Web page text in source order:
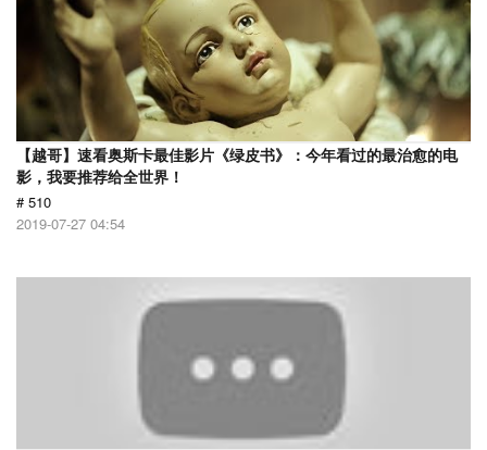
【越哥】速看奥斯卡最佳影片《绿皮书》：今年看过的最治愈的电
影，我要推荐给全世界！
# 510
2019-07-27 04:54